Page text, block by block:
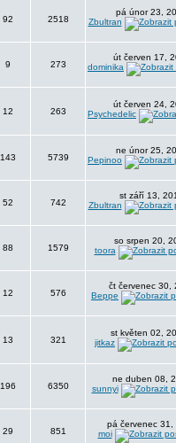
92 2518
pá únor 23,
Zbultran
9 273
út červen 17,
dominika
12 263
út červen 24,
Psychedelic
143 5739
ne únor 25,
Pepinoo
52 742
st září 13,
Zbultran
88 1579
so srpen 20,
toora
12 576
čt červenec 30,
Beppe
13 321
st květen 02,
jitkaz
196 6350
ne duben 08,
sunnyi
29 851
pá červenec 31,
moi